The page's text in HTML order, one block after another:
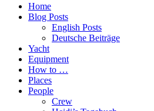
Home
Blog Posts
English Posts
Deutsche Beiträge
Yacht
Equipment
How to …
Places
People
Crew